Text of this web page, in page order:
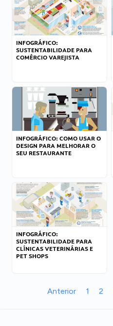
INFOGRÁFICO:
SUSTENTABILIDADE PARA
COMÉRCIO VAREJISTA
INFOGRÁFICO: COMO USAR O
DESIGN PARA MELHORAR O
SEU RESTAURANTE
INFOGRÁFICO:
SUSTENTABILIDADE PARA
CLÍNICAS VETERINÁRIAS E
PET SHOPS
Anterior 1 2